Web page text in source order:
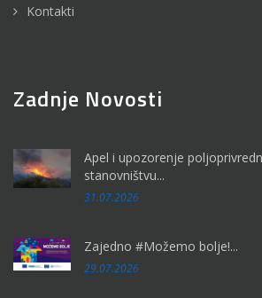
Kontakti
Zadnje Novosti
Apel i upozorenje
stanovništvu...
31.07.2026
Zajedno #Možemo bolje!...
29.07.2026